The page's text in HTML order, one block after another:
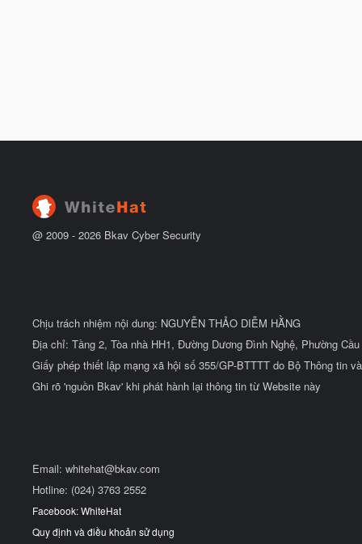
@ 2009 - 2026 Bkav Cyber Security
Chịu trách nhiệm nội dung: NGUYỄN THẢO DIỄM HẰNG
Địa chỉ: Tầng 2, Tòa nhà HH1, Đường Dương Đình Nghệ, Phường
Giấy phép thiết lập mạng xã hội số 355/GP-BTTTT do Bộ Thông tin
Ghi rõ 'nguồn Bkav' khi phát hành lại thông tin từ Website này
Email: whitehat@bkav.com
Hotline: (024) 3763 2552
Facebook: WhiteHat
Quy định và điều khoản sử dụng